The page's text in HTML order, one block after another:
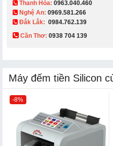
Thanh Hóa: 0963.040.460
Nghệ An: 0969.581.266
Đắk Lắk: 0984.762.139
Cần Thơ: 0938 704 139​
Máy đếm tiền Silicon
-8%